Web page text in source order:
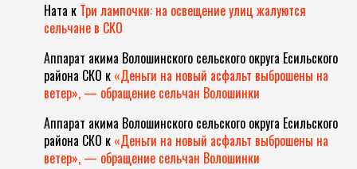
Ната к Три лампочки: на освещение улиц жалуются
сельчане в СКО
Аппарат акима Волошинского сельского округа Есильского
района СКО к «Деньги на новый асфальт выброшены на
ветер», — обращение сельчан Волошинки
Аппарат акима Волошинского сельского округа Есильского
района СКО к «Деньги на новый асфальт выброшены на
ветер», — обращение сельчан Волошинки